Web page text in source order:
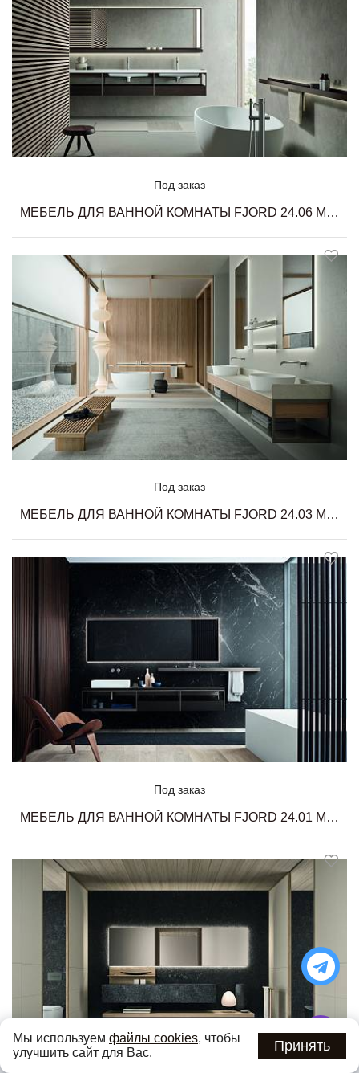
Под заказ
МЕБЕЛЬ ДЛЯ ВАННОЙ КОМНАТЫ FJORD 24.06 MILLDUE
Под заказ
МЕБЕЛЬ ДЛЯ ВАННОЙ КОМНАТЫ FJORD 24.03 MILLDUE
Под заказ
МЕБЕЛЬ ДЛЯ ВАННОЙ КОМНАТЫ FJORD 24.01 MILLDUE
Мы используем файлы cookies, чтобы
улучшить сайт для Вас.
Принять